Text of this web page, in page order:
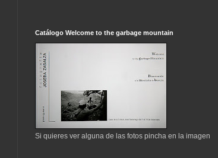
Catálogo Welcome to the garbage mountain
Si quieres ver alguna de las fotos pincha en la imagen